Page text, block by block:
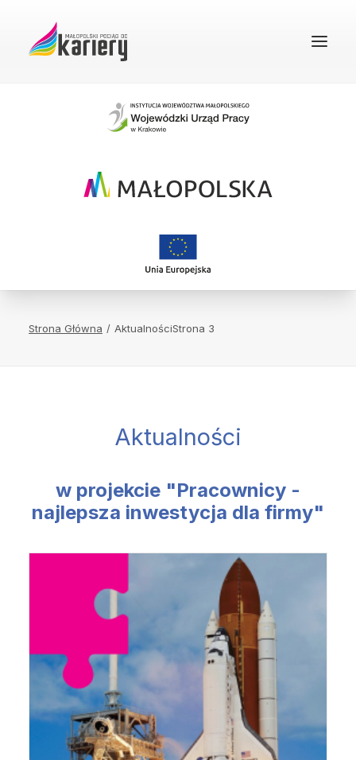
STRONA GŁÓWNA
REKRUTACJA
WYSZUKIWANIE
Strona Główna AktualnościStrona 3
Aktualności
w projekcie "Pracownicy -
najlepsza inwestycja dla firmy"